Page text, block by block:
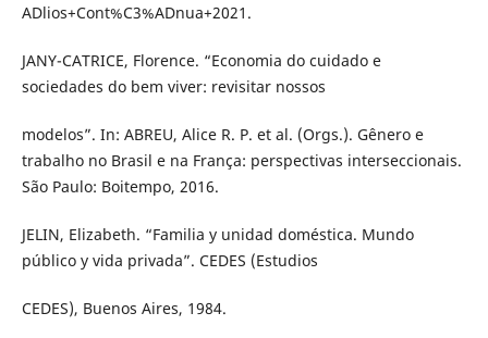
ADlios+Cont%C3%ADnua+2021.
JANY-CATRICE, Florence. “Economia do cuidado e
sociedades do bem viver: revisitar nossos
modelos”. In: ABREU, Alice R. P. et al. (Orgs.). Gênero e
trabalho no Brasil e na França: perspectivas interseccionais.
São Paulo: Boitempo, 2016.
JELIN, Elizabeth. “Familia y unidad doméstica. Mundo
público y vida privada”. CEDES (Estudios
CEDES), Buenos Aires, 1984.